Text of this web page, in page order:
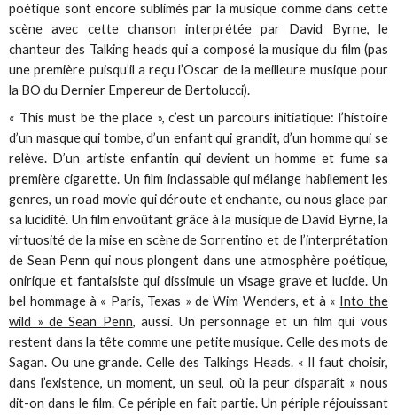
poétique sont encore sublimés par la musique comme dans cette
scène avec cette chanson interprétée par David Byrne, le
chanteur des Talking heads qui a composé la musique du film (pas
une première puisqu’il a reçu l’Oscar de la meilleure musique pour
la BO du Dernier Empereur de Bertolucci).
« This must be the place », c’est un parcours initiatique: l’histoire
d’un masque qui tombe, d’un enfant qui grandit, d’un homme qui se
relève. D’un artiste enfantin qui devient un homme et fume sa
première cigarette. Un film inclassable qui mélange habilement les
genres, un road movie qui déroute et enchante, ou nous glace par
sa lucidité. Un film envoûtant grâce à la musique de David Byrne, la
virtuosité de la mise en scène de Sorrentino et de l’interprétation
de Sean Penn qui nous plongent dans une atmosphère poétique,
onirique et fantaisiste qui dissimule un visage grave et lucide. Un
bel hommage à « Paris, Texas » de Wim Wenders, et à « Into the
wild » de Sean Penn, aussi. Un personnage et un film qui vous
restent dans la tête comme une petite musique. Celle des mots de
Sagan. Ou une grande. Celle des Talkings Heads. « Il faut choisir,
dans l’existence, un moment, un seul, où la peur disparaît » nous
dit-on dans le film. Ce périple en fait partie. Un périple réjouissant